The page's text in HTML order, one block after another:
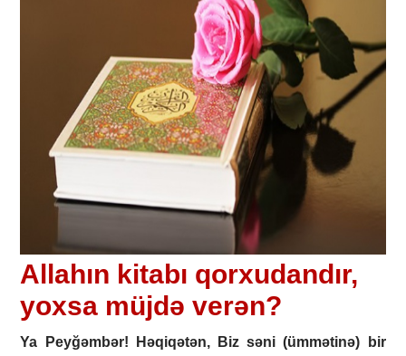
Allahın kitabı qorxudandır,
yoxsa müjdə verən?
Ya Peyğəmbər! Həqiqətən, Biz səni (ümmətinə) bir